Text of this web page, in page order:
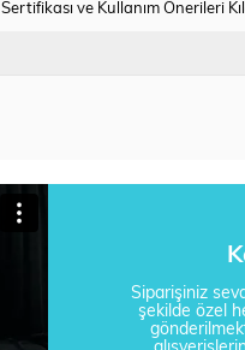
Sertifikası ve Kullanım Önerileri
Siparişiniz
şekilde özel